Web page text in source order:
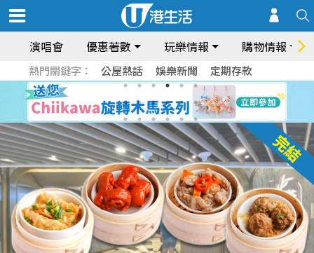
演唱會 優惠著數 玩樂情報 購物情報
熱門關鍵字： 公屋熱話 娛樂新聞 定期存款